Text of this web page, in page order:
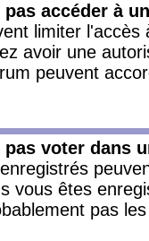
accéder à
limiter
avoir une
peuvent
voter dans
vous êtes
pas